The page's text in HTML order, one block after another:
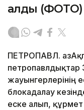
алды (ФОТО)
ПЕТРОПАВЛ.
петропавлдықтар
жауынгерлерінің
блокадалау
еске алып,